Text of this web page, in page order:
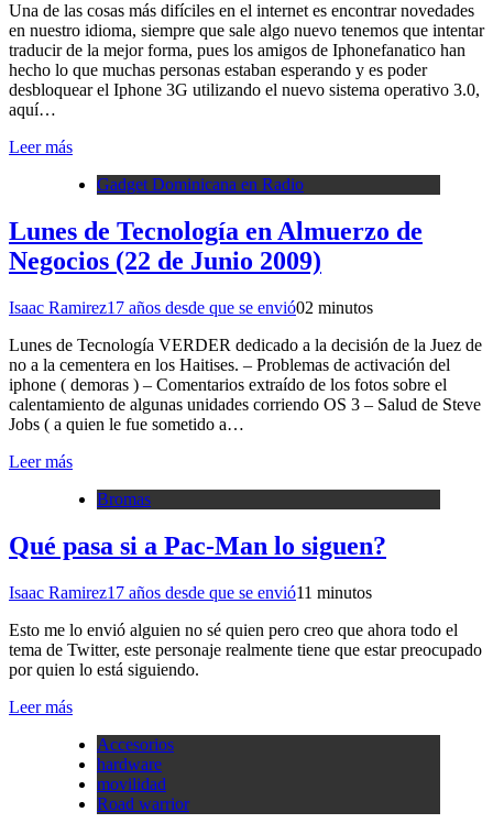
Una de las cosas más difíciles en el internet es encontrar novedades
en nuestro idioma, siempre que sale algo nuevo tenemos que intentar
traducir de la mejor forma, pues los amigos de Iphonefanatico han
hecho lo que muchas personas estaban esperando y es poder
desbloquear el Iphone 3G utilizando el nuevo sistema operativo 3.0,
aquí…
Leer más
Gadget Dominicana en Radio
Lunes de Tecnología en Almuerzo de
Negocios (22 de Junio 2009)
Isaac Ramirez17 años desde que se envió02 minutos
Lunes de Tecnología VERDER dedicado a la decisión de la Juez de
no a la cementera en los Haitises. – Problemas de activación del
iphone ( demoras ) – Comentarios extraído de los fotos sobre el
calentamiento de algunas unidades corriendo OS 3 – Salud de Steve
Jobs ( a quien le fue sometido a…
Leer más
Bromas
Qué pasa si a Pac-Man lo siguen?
Isaac Ramirez17 años desde que se envió11 minutos
Esto me lo envió alguien no sé quien pero creo que ahora todo el
tema de Twitter, este personaje realmente tiene que estar preocupado
por quien lo está siguiendo.
Leer más
Accesorios
hardware
movilidad
Road warrior